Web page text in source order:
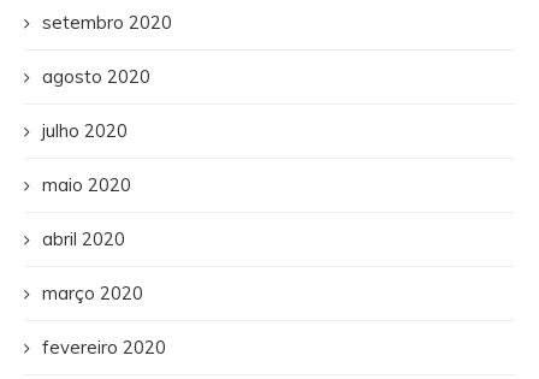
setembro 2020
agosto 2020
julho 2020
maio 2020
abril 2020
março 2020
fevereiro 2020